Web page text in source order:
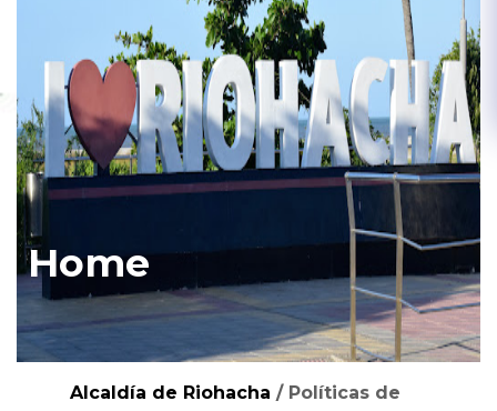
Home
Alcaldía de Riohacha / Políticas de